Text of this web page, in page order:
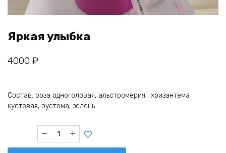
Яркая улыбка
4000 ₽
Состав: роза одноголовая, альстромерия , хризантема
кустовая, эустома, зелень.
Количество
товара